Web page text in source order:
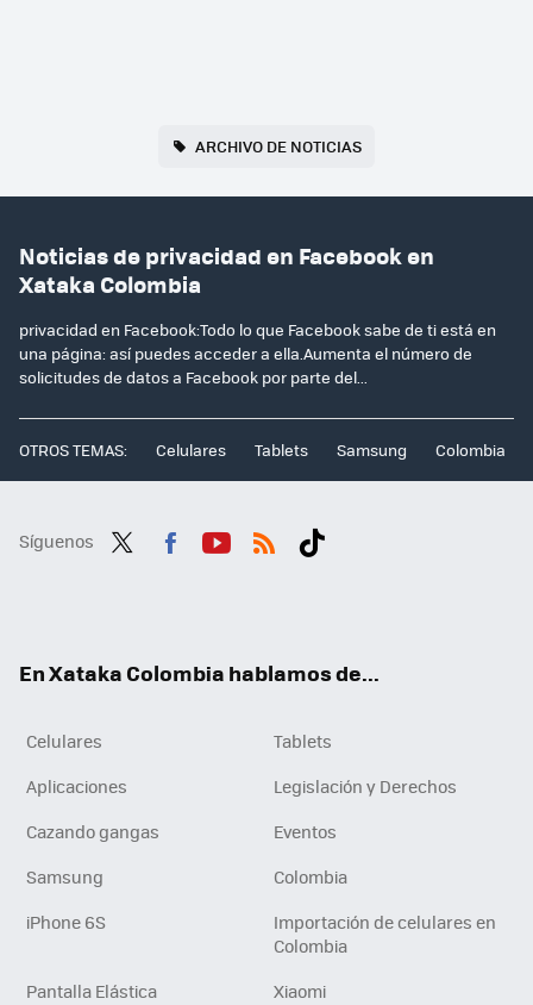
ARCHIVO DE NOTICIAS
Noticias de privacidad en Facebook en
Xataka Colombia
privacidad en Facebook:Todo lo que Facebook sabe de ti está en
una página: así puedes acceder a ella.Aumenta el número de
solicitudes de datos a Facebook por parte del...
OTROS TEMAS: Celulares Tablets Samsung Colombia
Síguenos
En Xataka Colombia hablamos de...
Celulares
Tablets
Aplicaciones
Legislación y Derechos
Cazando gangas
Eventos
Samsung
Colombia
iPhone 6S
Importación de celulares en
Colombia
Pantalla Elástica
Xiaomi